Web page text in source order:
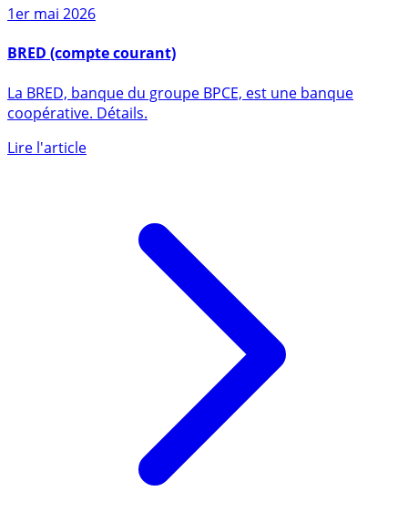
1er mai 2026
BRED (compte courant)
coopérative. Détails.